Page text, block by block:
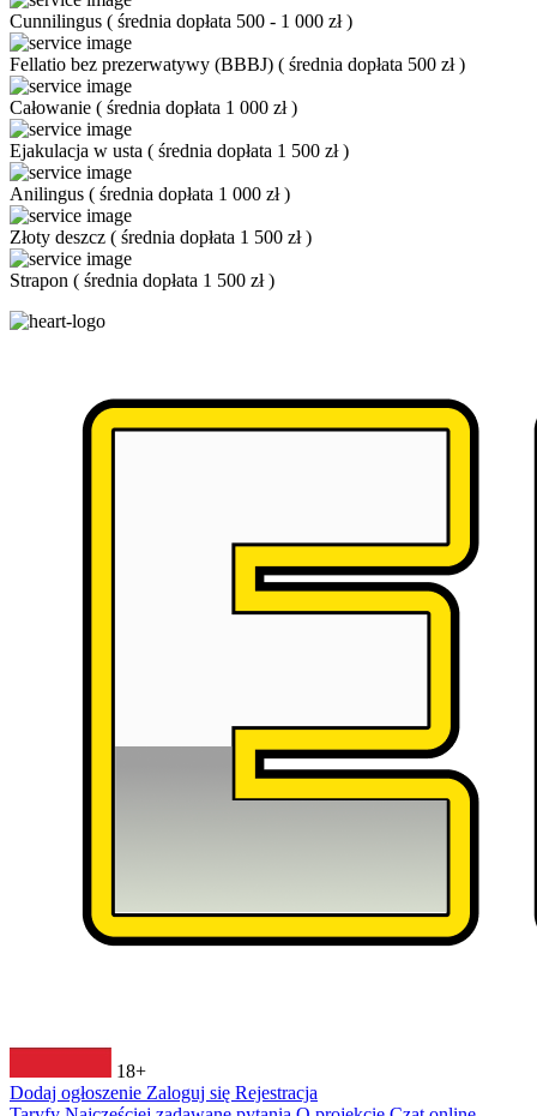
Cunnilingus ( średnia dopłata 500 - 1 000 zł)
Fellatio bez prezerwatywy (BBBJ) ( średnia dopłata 500 zł)
Całowanie ( średnia dopłata 1 000 zł)
Ejakulacja w usta ( średnia dopłata 1 500 zł)
Anilingus ( średnia dopłata 1 000 zł)
Złoty deszcz ( średnia dopłata 1 500 zł)
Strapon ( średnia dopłata 1 500 zł)
18+
Dodaj ogłoszenie Zaloguj się Rejestracja